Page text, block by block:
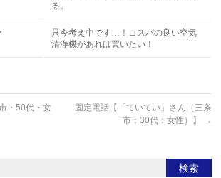
る。
只今考え中です…！コスパの良い空気
清浄機があれば買いたい！
・50代・女
固定電話【「ていてい」さん（三条
市：30代：女性）】
→